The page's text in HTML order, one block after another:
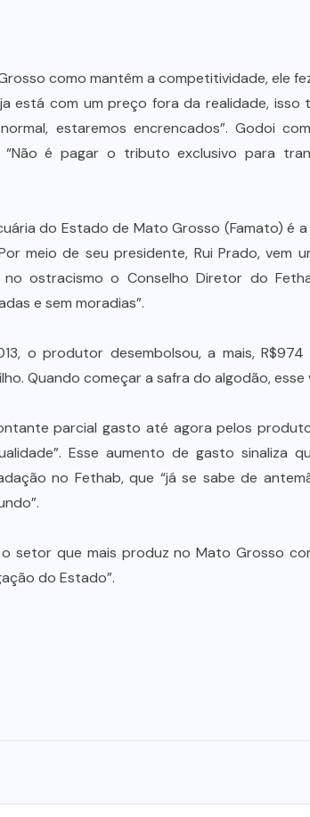
como mantêm a competitividade, ele
está com um preço fora da realidade, isso
estaremos encrencados”. Godoi
“Não é pagar o tributo exclusivo para
do Estado de Mato Grosso (Famato) é
meio de seu presidente, Rui Prado, vem
no ostracismo o Conselho Diretor do
e sem moradias”.
o produtor desembolsou, a mais,
Quando começar a safra do algodão, esse
parcial gasto até agora pelos
Esse aumento de gasto sinaliza
no Fethab, que “já se sabe de
o setor que mais produz no Mato Grosso
do Estado”.
por usar
gerada por IA
DE 2026